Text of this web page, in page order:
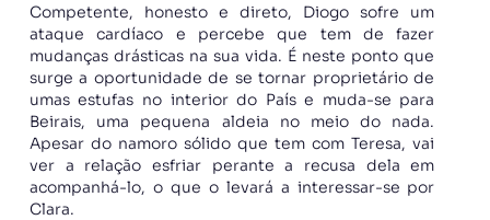
Competente, honesto e direto, Diogo sofre um
ataque cardíaco e percebe que tem de fazer
mudanças drásticas na sua vida. É neste ponto que
surge a oportunidade de se tornar proprietário de
umas estufas no interior do País e muda-se para
Beirais, uma pequena aldeia no meio do nada.
Apesar do namoro sólido que tem com Teresa, vai
ver a relação esfriar perante a recusa dela em
acompanhá-lo, o que o levará a interessar-se por
Clara.